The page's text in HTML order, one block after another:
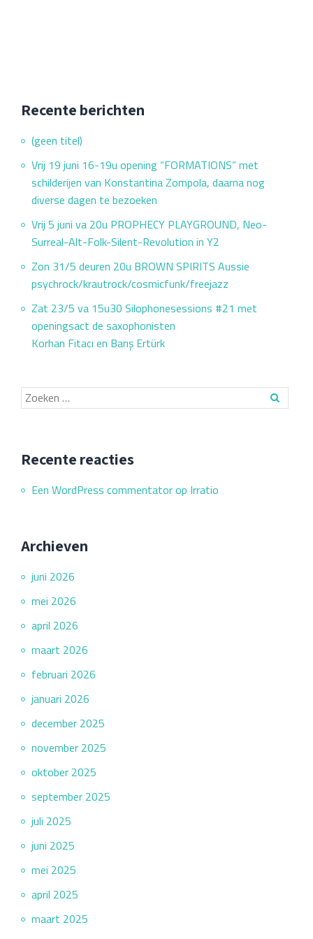
va
brengt
SARRAM
drone,
electronica,
&
minimal
post-
rock
in
Y2
Recente berichten
(geen titel)
Vrij 19 juni 16-19u opening “FORMATIONS” met
schilderijen van Konstantina Zompola, daarna nog
diverse dagen te bezoeken
Vrij 5 juni va 20u PROPHECY PLAYGROUND, Neo-
Surreal-Alt-Folk-Silent-Revolution in Y2
Zon 31/5 deuren 20u BROWN SPIRITS Aussie
psychrock/krautrock/cosmicfunk/freejazz
Zat 23/5 va 15u30 Silophonesessions #21 met
openingsact de saxophonisten
Korhan Fitacı en Barış Ertürk
Recente reacties
Een WordPress commentatorop Irratio
Archieven
juni 2026
mei 2026
april 2026
maart 2026
februari 2026
januari 2026
december 2025
november 2025
oktober 2025
september 2025
juli 2025
juni 2025
mei 2025
april 2025
maart 2025